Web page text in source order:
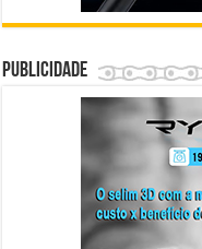
Publicidade